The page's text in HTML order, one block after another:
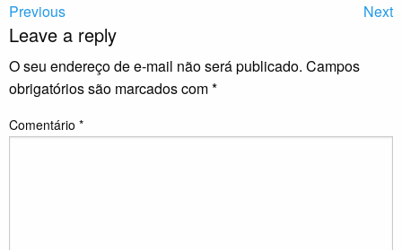
Previous Next
Leave a reply
O seu endereço de e-mail não será publicado. Campos
obrigatórios são marcados com*
Comentário *